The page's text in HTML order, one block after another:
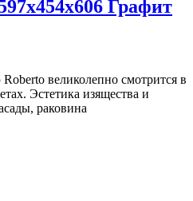
Графит
великолепно смотрится в
Эстетика изящества и
раковина